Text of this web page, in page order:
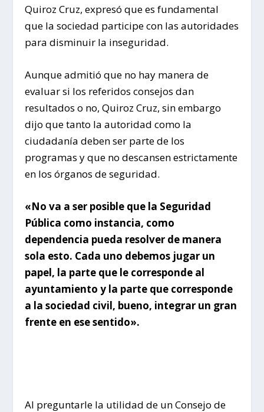
Quiroz Cruz, expresó que es fundamental
que la sociedad participe con las autoridades
para disminuir la inseguridad.
Aunque admitió que no hay manera de
evaluar si los referidos consejos dan
resultados o no, Quiroz Cruz, sin embargo
dijo que tanto la autoridad como la
ciudadanía deben ser parte de los
programas y que no descansen estrictamente
en los órganos de seguridad.
«No va a ser posible que la Seguridad
Pública como instancia, como
dependencia pueda resolver de manera
sola esto. Cada uno debemos jugar un
papel, la parte que le corresponde al
ayuntamiento y la parte que corresponde
a la sociedad civil, bueno, integrar un gran
frente en ese sentido».
Al preguntarle la utilidad de un Consejo de